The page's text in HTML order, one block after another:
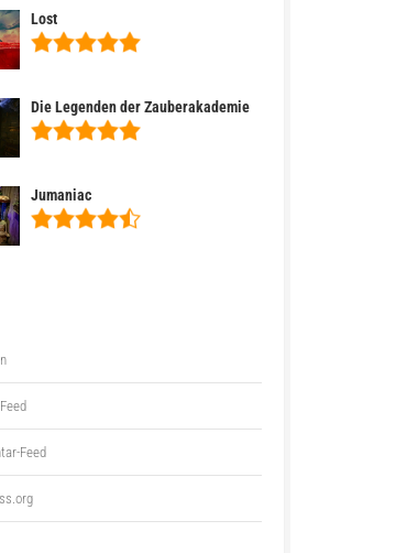
Lost
Die Legenden der Zauberakademie
Jumaniac
Feed